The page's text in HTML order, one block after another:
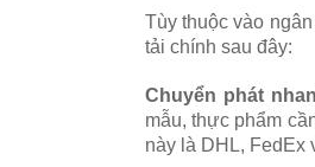
Tùy thuộc vào
tải chính sau đây:
Chuyển phát
mẫu, thực phẩm
này là DHL, FedEx